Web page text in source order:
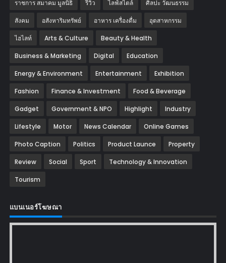
ราชการ สมาคม มูลนิธิ รีวิว ไลฟ์สไตล์ ศิลปะ วัฒนธรรม
สังคม อสังหาริมทรัพย์ อาหาร เครื่องดื่ม อุตสาหกรรม
ไฮไลท์ Arts & Culture Beauty & Health
Business & Marketing Digital Education
Energy & Environment Entertainment Exhibition
Fashion Finance & Investment Food & Beverage
Gadget Government & NPO Highlight Industry
Lifestyle Motor News Calendar Online Games
Photo Caption Politics Product Launce Property
Review Social Sport Technology & Innovation
Tourism
แบนเนอร์โฆษณา